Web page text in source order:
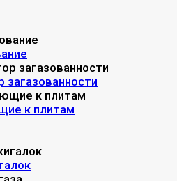
загазованности
к плитам